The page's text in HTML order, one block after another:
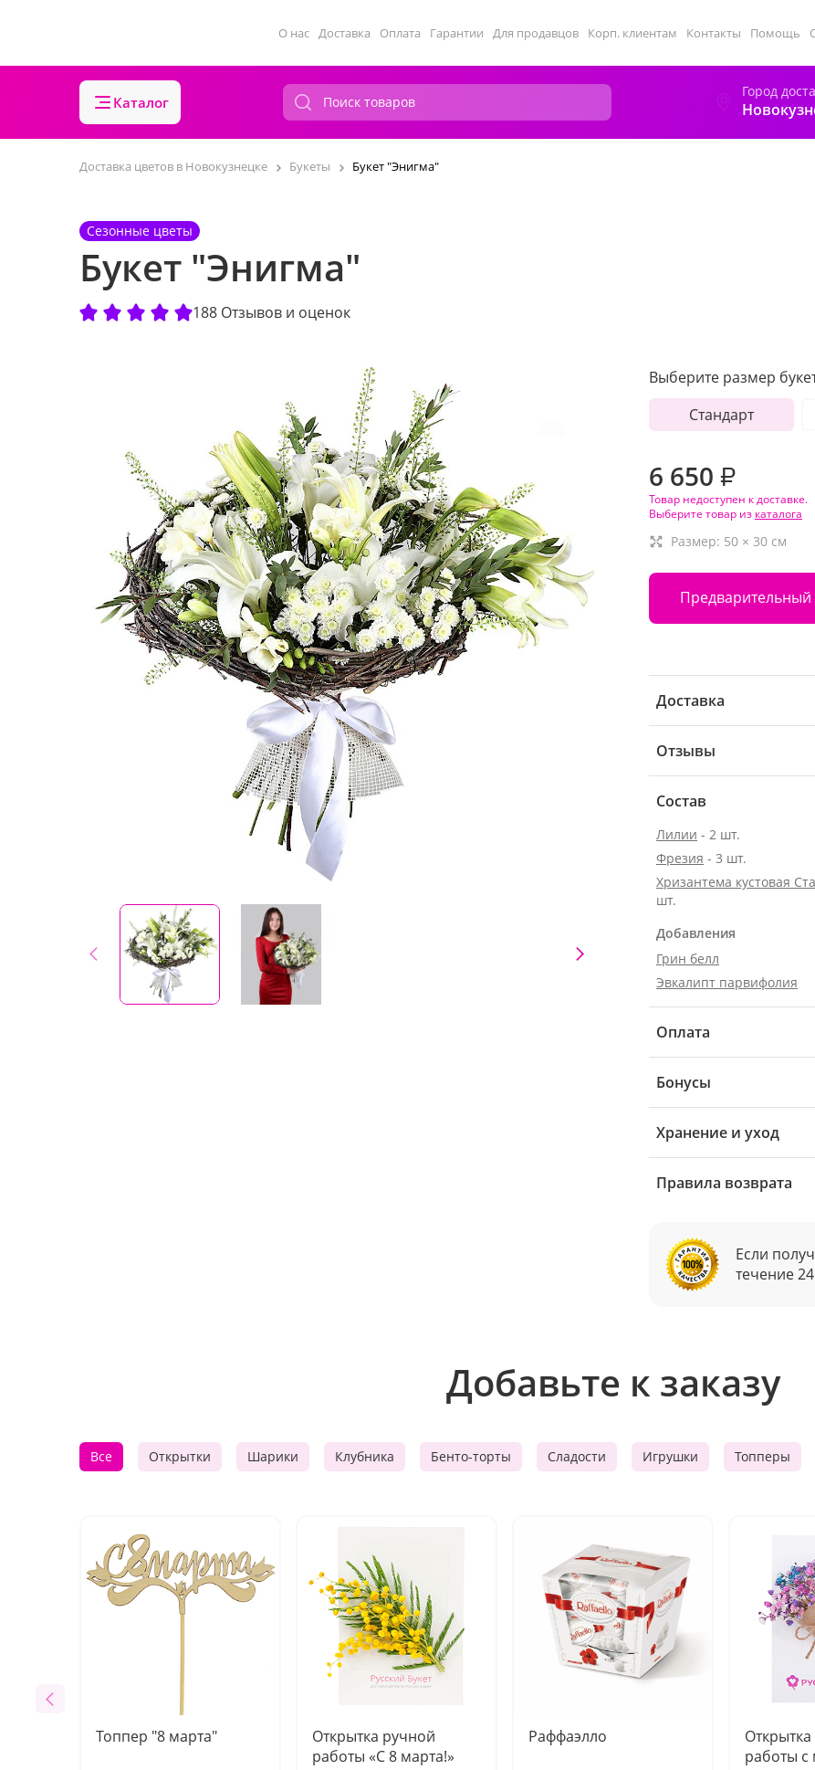
О нас Доставка Оплата Гарантии Для продавцов Корп. клиентам Контакты Помощь
Каталог
Город
Доставка цветов в Новокузнецке Букеты Букет "Энигма"
Сезонные цветы
Букет "Энигма"
188 Отзывов и оценок
Выберите размер
Стандарт
6 650 ₽
Товар недоступен к доставке.
Выберите товар из каталога
Размер: 50 × 30 см
Предварительный
Доставка
Отзывы
Состав
Лилии - 2 шт.
Фрезия - 3 шт.
Хризантема кустовая
шт.
Добавления
Грин белл
Эвкалипт парвифолия
Оплата
Бонусы
Хранение и уход
Правила возврата
Если
течение
Добавьте к заказу
Все Открытки Шарики Клубника Бенто-торты Сладости Игрушки Топперы
Топпер "8 марта"
Открытка ручной
работы «С 8 марта!»
Раффаэлло
работы с